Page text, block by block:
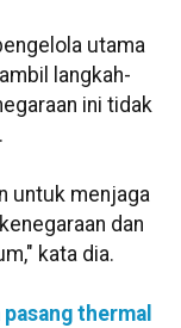
utama
langkah-
ini tidak
untuk menjaga
dan
kata dia.
thermal